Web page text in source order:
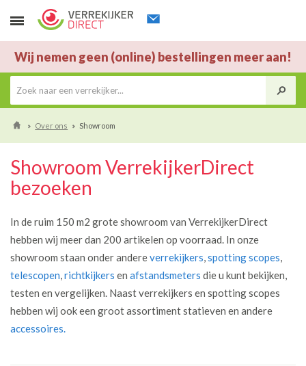
Wij nemen geen (online) bestellingen meer aan!
Over ons Showroom
Showroom VerrekijkerDirect
bezoeken
In de ruim 150 m2 grote showroom van VerrekijkerDirect
hebben wij meer dan 200 artikelen op voorraad. In onze
showroom staan onder andereverrekijkers,spotting scopes,
telescopen,richtkijkers en afstandsmeters die u kunt bekijken,
testen en vergelijken. Naast verrekijkers en spotting scopes
hebben wij ook een groot assortiment statieven en andere
accessoires.